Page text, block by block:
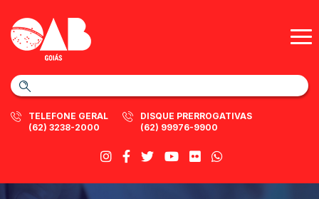
TELEFONE GERAL
(62) 3238-2000
DISQUE PRERROGATIVAS
(62) 99976-9900